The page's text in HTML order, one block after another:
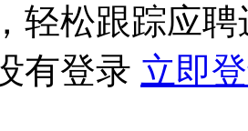
轻松跟踪应聘
有登录 立即